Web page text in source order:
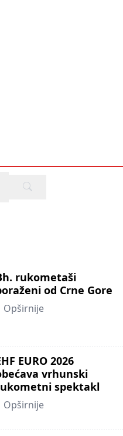
rukometaši
od Crne Gore
Opširnije
EURO 2026
vrhunski
spektakl
Opširnije